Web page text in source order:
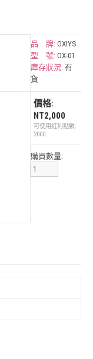
品 牌: OXIYS
型 號: OX-01
庫存狀況: 有
貨
價格:
NT2,000
可使用紅利點數:
2000
購買數量: